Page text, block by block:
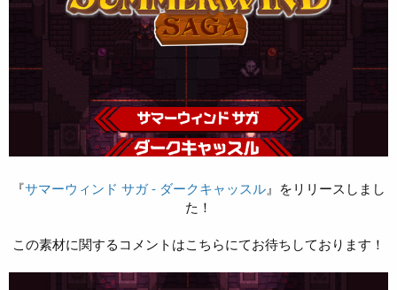
r
『サマーウィンド サガ - ダークキャッスル 』をリリースしまし
た！
この素材に関するコメントはこちらにてお待ちしております！